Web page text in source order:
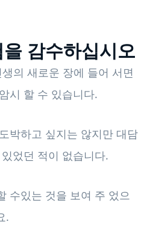
감수하십시오
의 새로운 장에 들어 서면
시 할 수 있습니다.
박하고 싶지는 않지만 대담
었던 적이 없습니다.
수있는 것을 보여 주 었으
.